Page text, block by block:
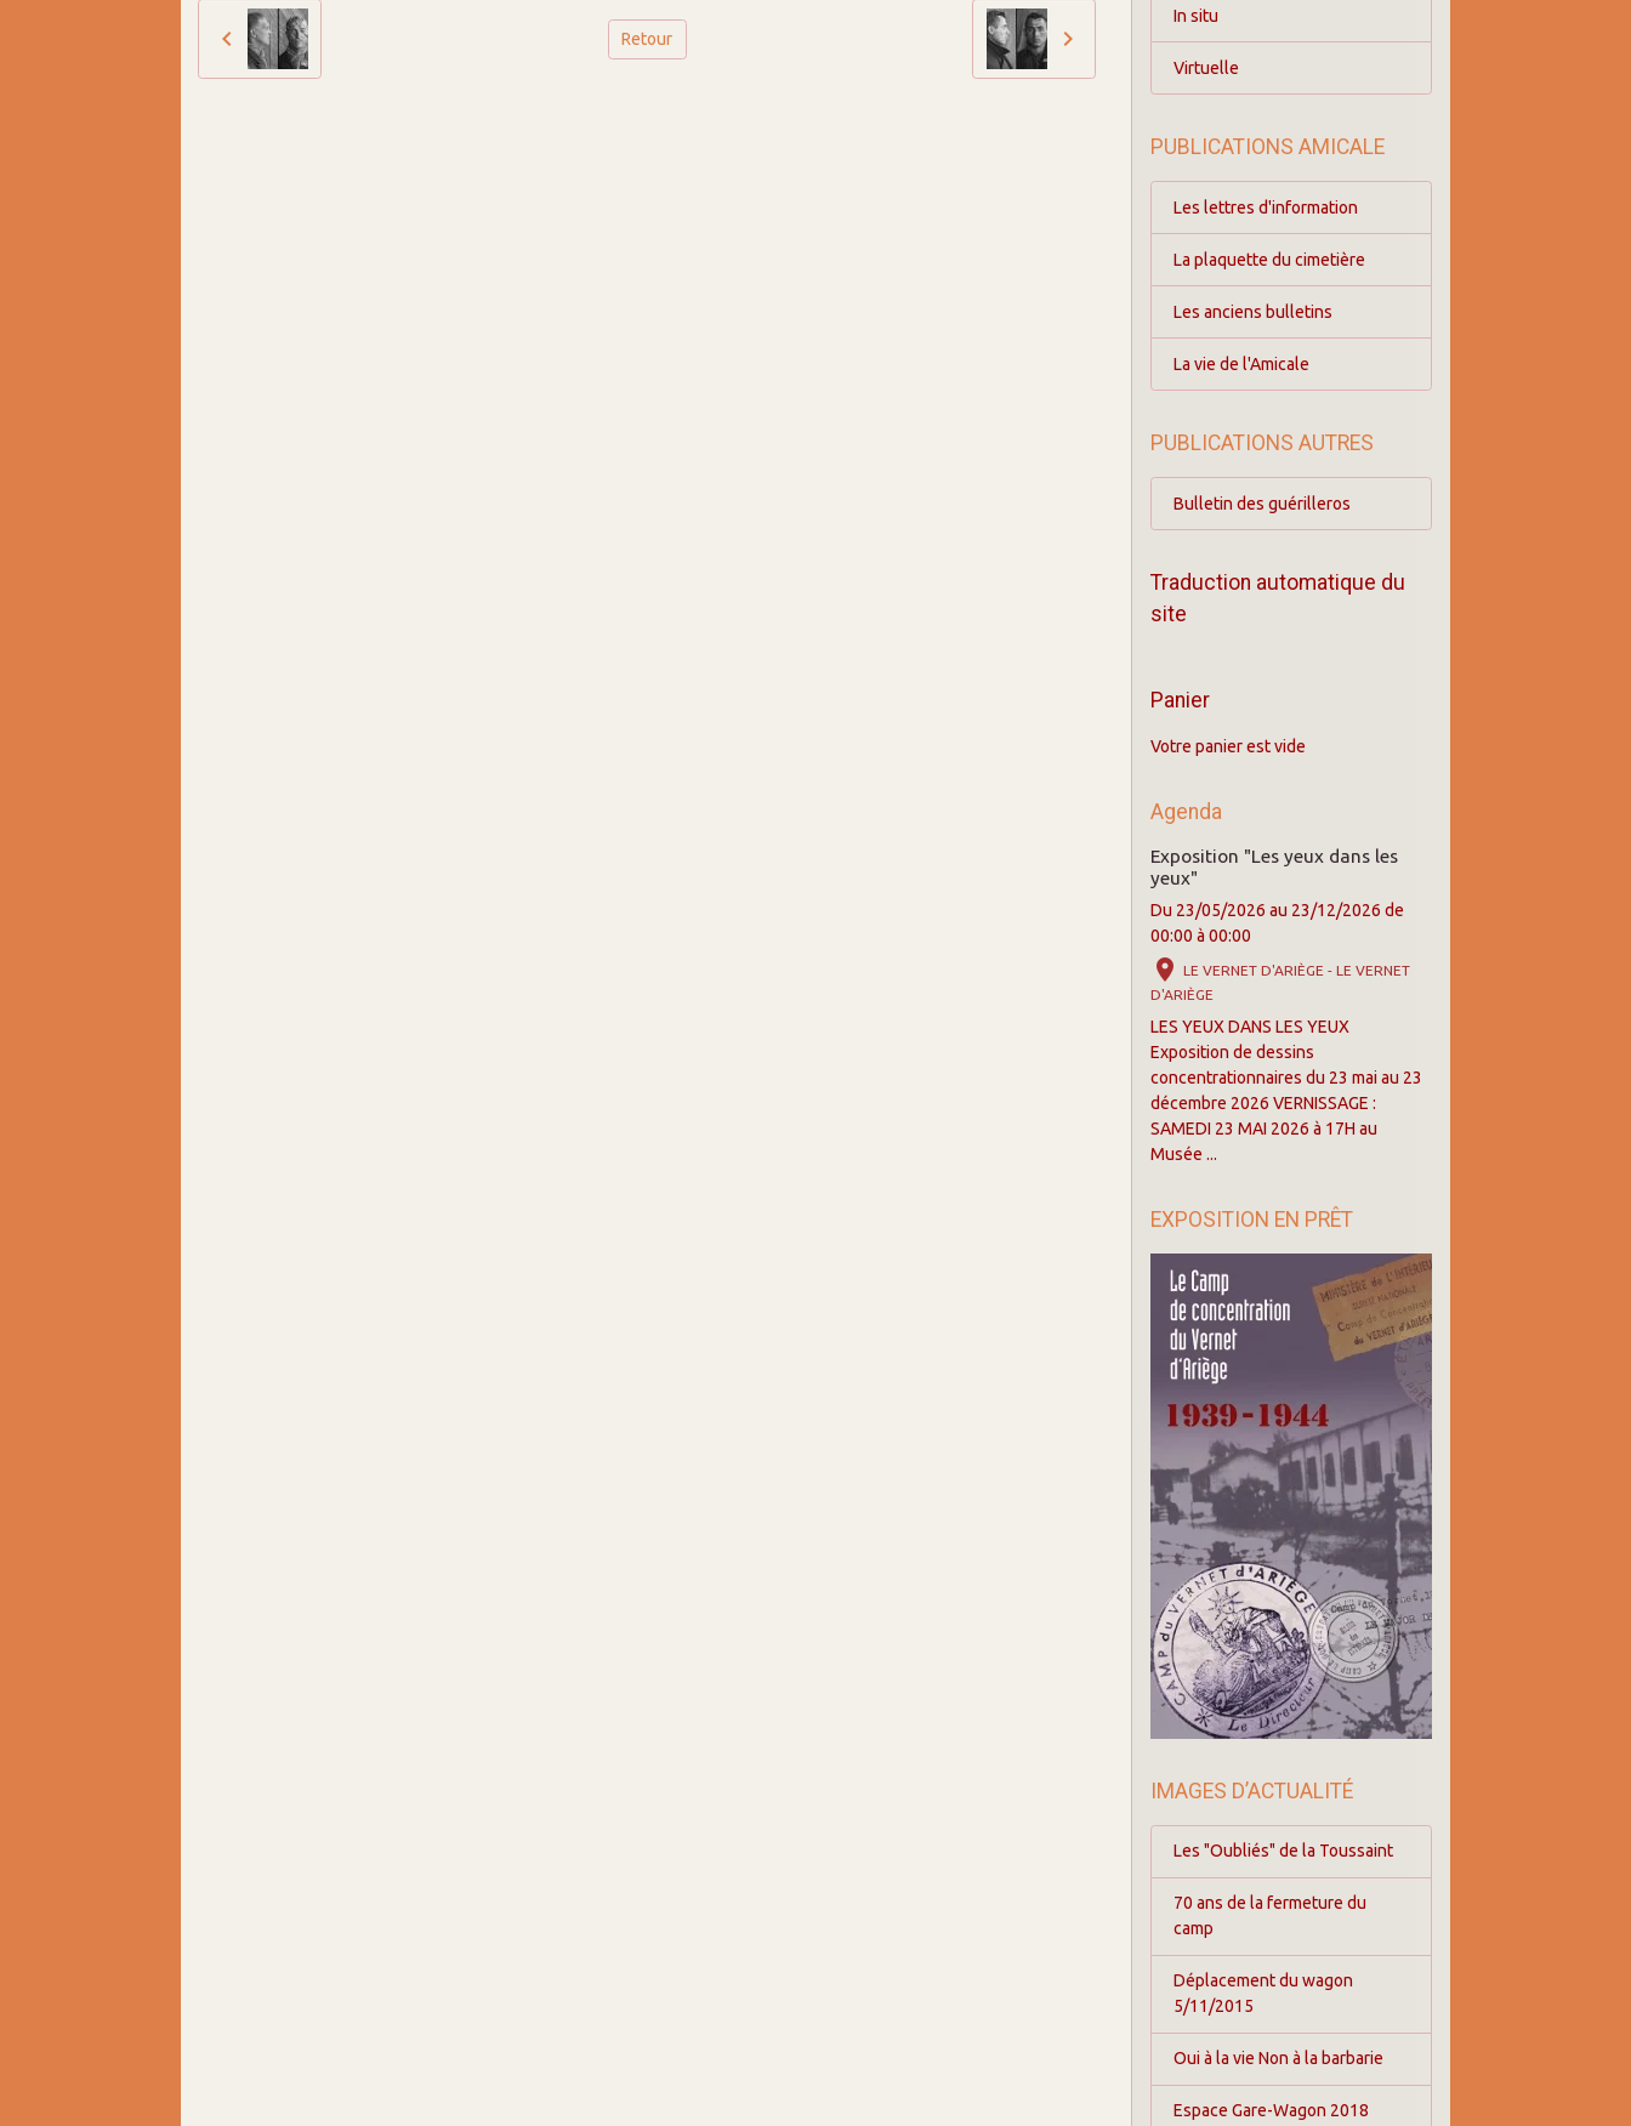
Retour
In situ
Virtuelle
PUBLICATIONS AMICALE
Les lettres d'information
La plaquette du cimetière
Les anciens bulletins
La vie de l'Amicale
PUBLICATIONS AUTRES
Bulletin des guérilleros
Traduction automatique du
site
Panier
Votre panier est vide
Agenda
Exposition "Les yeux dans les
yeux"
Du 23/05/2026 au 23/12/2026 de
00:00 à 00:00
LE VERNET D'ARIÈGE - LE VERNET
D'ARIÈGE
LES YEUX DANS LES YEUX
Exposition de dessins
concentrationnaires du 23 mai au 23
décembre 2026 VERNISSAGE :
SAMEDI 23 MAI 2026 à 17H au
Musée ...
EXPOSITION EN PRÊT
IMAGES D’ACTUALITÉ
Les "Oubliés" de la Toussaint
70 ans de la fermeture du
camp
Déplacement du wagon
5/11/2015
Oui à la vie Non à la barbarie
Espace Gare-Wagon 2018